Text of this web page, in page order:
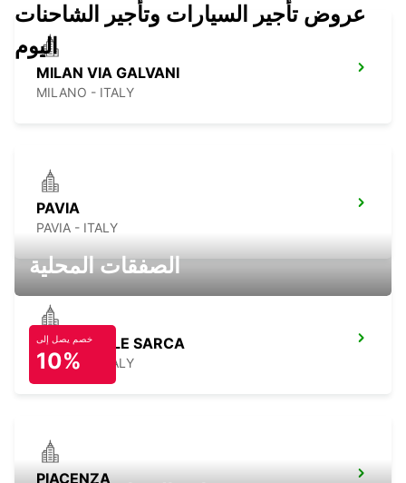
MILAN VIA GALVANI
MILANO - ITALY
PAVIA
PAVIA - ITALY
MILAN VIALE SARCA
MILANO - ITALY
PIACENZA
عروض تأجير السيارات وتأجير الشاحنات
اليوم
الصفقات المحلية
خصم يصل إلى
10%